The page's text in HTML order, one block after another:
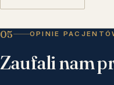
05 OPINIE
Zaufali nam